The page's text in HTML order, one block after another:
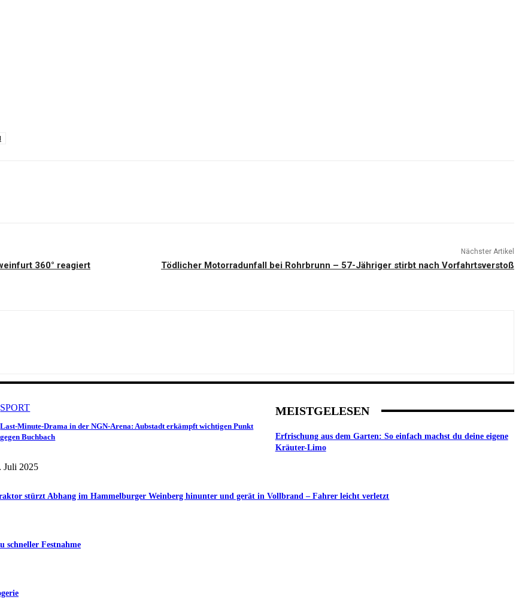
360° reagiert
Nächster Artikel
Tödlicher Motorradunfall bei Rohrbrunn – 57-Jähriger stirbt nach Vorfahrtsverstoß
SPORT
Last-Minute-Drama in der NGN-Arena: Aubstadt erkämpft wichtigen Punkt
gegen Buchbach
MEISTGELESEN
Erfrischung aus dem Garten: So einfach machst du deine eigene
Kräuter-Limo
Juli 2025
stürzt Abhang im Hammelburger Weinberg hinunter und gerät in Vollbrand – Fahrer leicht verletzt
schneller Festnahme